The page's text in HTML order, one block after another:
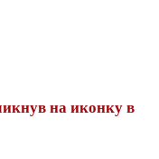
на иконку в